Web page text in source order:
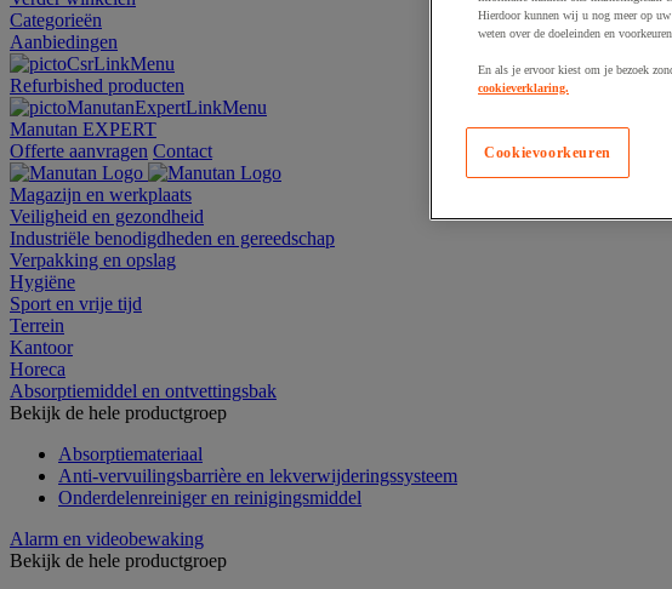
Categorieën
Aanbiedingen
Refurbished producten
Manutan EXPERT
Offerte aanvragen Contact
Magazijn en werkplaats
Veiligheid en gezondheid
Industriële benodigdheden en gereedschap
Verpakking en opslag
Hygiëne
Sport en vrije tijd
Terrein
Kantoor
Horeca
Absorptiemiddel en ontvettingsbak
Bekijk de hele productgroep
Absorptiemateriaal
Anti-vervuilingsbarrière en lekverwijderingssysteem
Onderdelenreiniger en reinigingsmiddel
Alarm en videobewaking
Bekijk de hele productgroep
Hierdoor kunnen wij u nog meer op uw
weten over de doeleinden en
En als je ervoor kiest om je bezoek
cookieverklaring.
Cookievoorkeuren